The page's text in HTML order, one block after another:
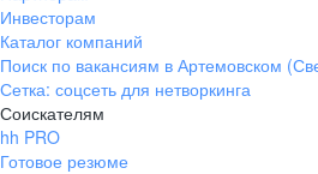
Инвесторам
Каталог компаний
Поиск по вакансиям в Артемовском
Сетка: соцсеть для нетворкинга
Соискателям
hh PRO
Готовое резюме